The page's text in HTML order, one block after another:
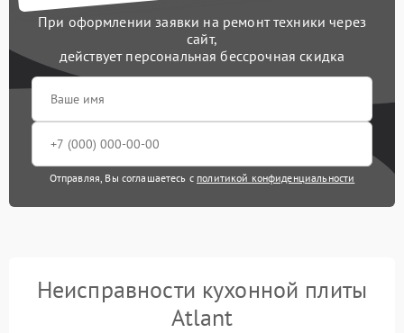
При оформлении заявки на ремонт техники через
сайт,
действует персональная бессрочная скидка
Отправляя, Вы соглашаетесь с политикой конфиденциальности
Неисправности кухонной плиты
Atlant